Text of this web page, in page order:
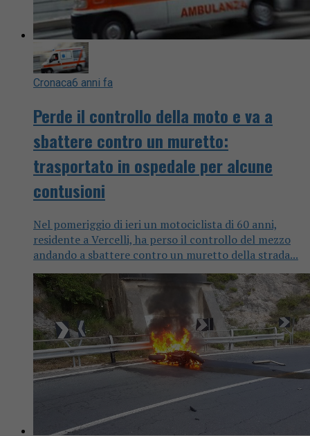
Cronaca6 anni fa
Perde il controllo della moto e va a
sbattere contro un muretto:
trasportato in ospedale per alcune
contusioni
Nel pomeriggio di ieri un motociclista di 60 anni,
residente a Vercelli, ha perso il controllo del mezzo
andando a sbattere contro un muretto della strada...